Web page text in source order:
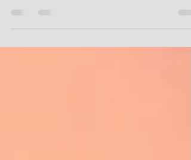
la Unión Europea (TJUE) ha tenido que pronunciarse